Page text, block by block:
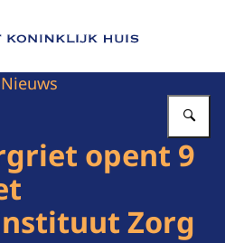
van Het Koninklijk Huis
Nieuws
opent 9
Zorg